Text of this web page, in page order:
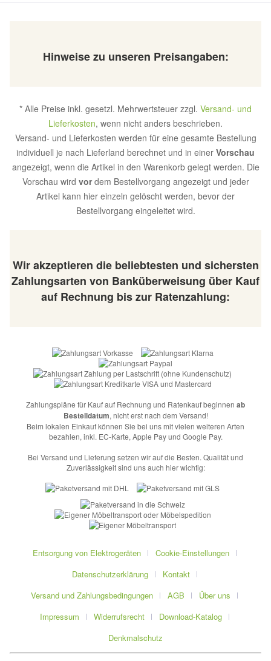
Hinweise zu unseren Preisangaben:
* Alle Preise inkl. gesetzl. Mehrwertsteuer zzgl. Versand- und
Lieferkosten, wenn nicht anders beschrieben.
Versand- und Lieferkosten werden für eine gesamte Bestellung
individuell je nach Lieferland berechnet und in einer Vorschau
angezeigt, wenn die Artikel in den Warenkorb gelegt werden. Die
Vorschau wird vordem Bestellvorgang angezeigt und jeder
Artikel kann hier einzeln gelöscht werden, bevor der
Bestellvorgang eingeleitet wird.
Wir akzeptieren die beliebtesten und sichersten
Zahlungsarten von Banküberweisung über Kauf
auf Rechnung bis zur Ratenzahlung:
Zahlungspläne für Kauf auf Rechnung und Ratenkauf beginnen ab
Bestelldatum, nicht erst nach dem Versand!
Beim lokalen Einkauf können Sie bei uns mit vielen weiteren Arten
bezahlen, inkl. EC-Karte, Apple Pay und Google Pay.
Bei Versand und Lieferung setzen wir auf die Besten. Qualität und
Zuverlässigkeit sind uns auch hier wichtig:
Entsorgung von Elektrogeräten
Cookie-Einstellungen
Datenschutzerklärung
Kontakt
Versand und Zahlungsbedingungen
AGB
Über uns
Impressum
Widerrufsrecht
Download-Katalog
Denkmalschutz